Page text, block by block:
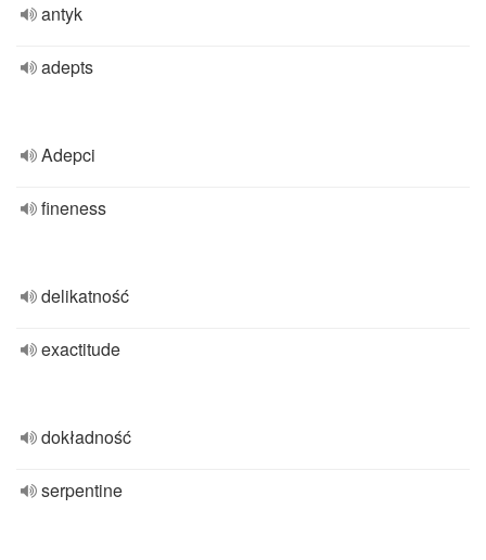
antyk
adepts
Adepci
fineness
delikatność
exactitude
dokładność
serpentine